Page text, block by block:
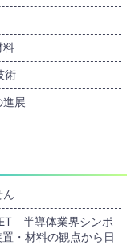
料
術
進展
ん
半導体業界シンポ
・材料の観点から日